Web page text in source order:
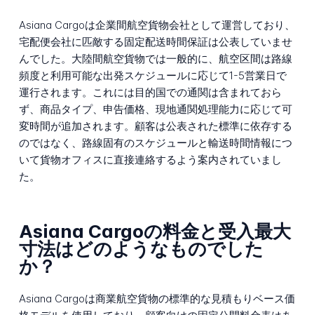
Asiana Cargoは企業間航空貨物会社として運営しており、
宅配便会社に匹敵する固定配送時間保証は公表していませ
んでした。大陸間航空貨物では一般的に、航空区間は路線
頻度と利用可能な出発スケジュールに応じて1-5営業日で
運行されます。これには目的国での通関は含まれておら
ず、商品タイプ、申告価格、現地通関処理能力に応じて可
変時間が追加されます。顧客は公表された標準に依存する
のではなく、路線固有のスケジュールと輸送時間情報につ
いて貨物オフィスに直接連絡するよう案内されていまし
た。
Asiana Cargoの料金と受入最大
寸法はどのようなものでした
か？
Asiana Cargoは商業航空貨物の標準的な見積もりベース価